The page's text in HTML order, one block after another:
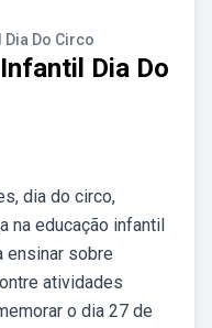
Do Circo
Dia Do
dia do circo,
na educação infantil
ensinar sobre
atividades
o dia 27 de